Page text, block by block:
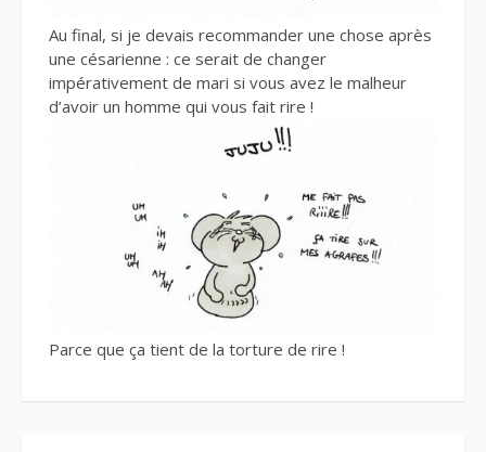
Au final, si je devais recommander une chose après
une césarienne : ce serait de changer
impérativement de mari si vous avez le malheur
d’avoir un homme qui vous fait rire !
Parce que ça tient de la torture de rire !